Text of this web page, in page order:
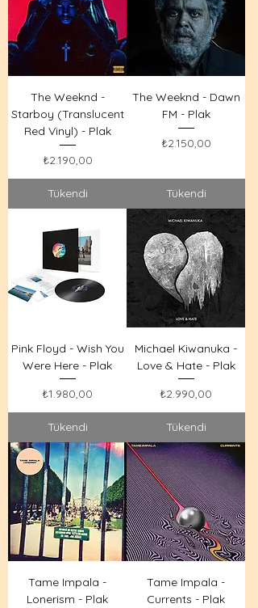
The Weeknd -
Starboy (Translucent
Red Vinyl) - Plak
Fiyat
₺2.190,00
Tükendi
The Weeknd - Dawn
FM - Plak
Fiyat
₺2.150,00
Tükendi
Pink Floyd - Wish You
Were Here - Plak
Fiyat
₺1.980,00
Tükendi
Michael Kiwanuka -
Love & Hate - Plak
Fiyat
₺2.990,00
Tükendi
Tame Impala -
Lonerism - Plak
Tame Impala -
Currents - Plak